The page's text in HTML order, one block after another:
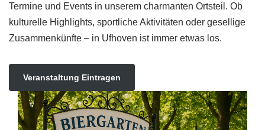
Termine und Events in unserem charmanten Ortsteil. Ob
kulturelle Highlights, sportliche Aktivitäten oder gesellige
Zusammenkünfte – in Ufhoven ist immer etwas los.
Veranstaltung Eintragen